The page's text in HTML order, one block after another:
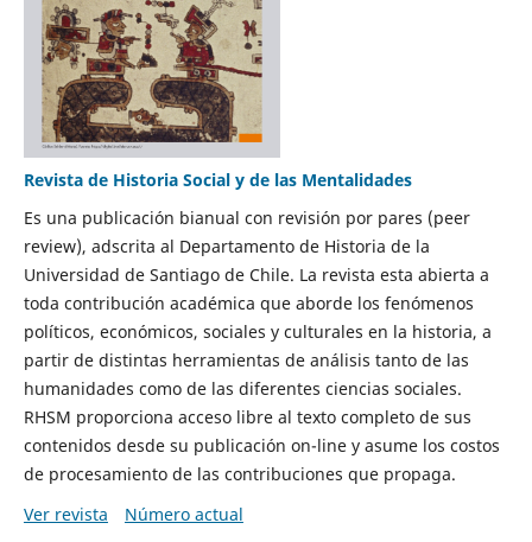
Revista de Historia Social y de las Mentalidades
Es una publicación bianual con revisión por pares (peer
review), adscrita al Departamento de Historia de la
Universidad de Santiago de Chile. La revista esta abierta a
toda contribución académica que aborde los fenómenos
políticos, económicos, sociales y culturales en la historia, a
partir de distintas herramientas de análisis tanto de las
humanidades como de las diferentes ciencias sociales.
RHSM proporciona acceso libre al texto completo de sus
contenidos desde su publicación on-line y asume los costos
de procesamiento de las contribuciones que propaga.
Ver revista
Número actual